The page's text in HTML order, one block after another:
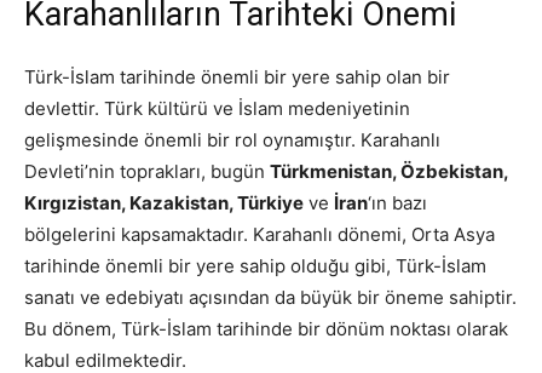
Karahanlıların Tarihteki Önemi
Türk-İslam tarihinde önemli bir yere sahip olan bir
devlettir. Türk kültürü ve İslam medeniyetinin
gelişmesinde önemli bir rol oynamıştır. Karahanlı
Devleti’nin toprakları, bugün Türkmenistan, Özbekistan,
Kırgızistan, Kazakistan, Türkiye ve İran‘ın bazı
bölgelerini kapsamaktadır. Karahanlı dönemi, Orta Asya
tarihinde önemli bir yere sahip olduğu gibi, Türk-İslam
sanatı ve edebiyatı açısından da büyük bir öneme sahiptir.
Bu dönem, Türk-İslam tarihinde bir dönüm noktası olarak
kabul edilmektedir.